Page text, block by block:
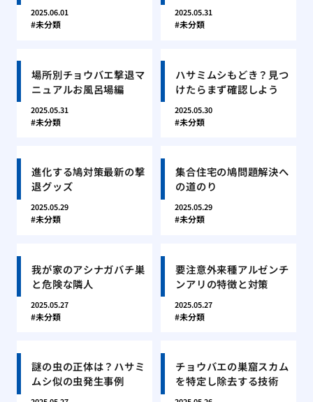
2025.06.01
未分類
2025.05.31
未分類
場所別チョウバエ撃退マ
ニュアルお風呂場編
2025.05.31
未分類
ハサミムシもどき？見つ
けたらまず確認しよう
2025.05.30
未分類
進化する鳩対策最新の撃
退グッズ
2025.05.29
未分類
集合住宅の鳩問題解決へ
の道のり
2025.05.29
未分類
我が家のアシナガバチ巣
と危険な隣人
2025.05.27
未分類
要注意外来種アルゼンチ
ンアリの特徴と対策
2025.05.27
未分類
謎の虫の正体は？ハサミ
ムシ似の虫発生事例
チョウバエの巣窟スカム
を特定し除去する技術